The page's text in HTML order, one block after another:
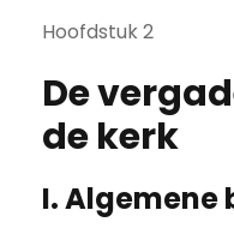
Hoofdstuk 2
De
de kerk
I. Algemene